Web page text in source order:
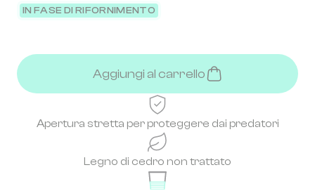
IN FASE DI RIFORNIMENTO
Aggiungi al carrello
Apertura stretta per proteggere dai predatori
Legno di cedro non trattato